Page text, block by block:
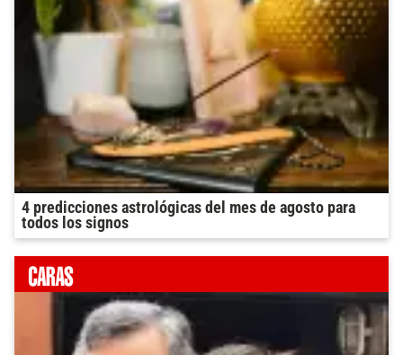
4 predicciones astrológicas del mes de agosto para
todos los signos